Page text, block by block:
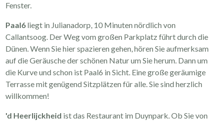
Fenster.
Paal6 liegt in Julianadorp, 10 Minuten nördlich von
Callantsoog. Der Weg vom großen Parkplatz führt durch die
Dünen. Wenn Sie hier spazieren gehen, hören Sie aufmerksam
auf die Geräusche der schönen Natur um Sie herum. Dann um
die Kurve und schon ist Paal6 in Sicht. Eine große geräumige
Terrasse mit genügend Sitzplätzen für alle. Sie sind herzlich
willkommen!
'd Heerlijckheid ist das Restaurant im Duynpark. Ob Sie von